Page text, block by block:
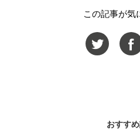
この記事が気
おすす